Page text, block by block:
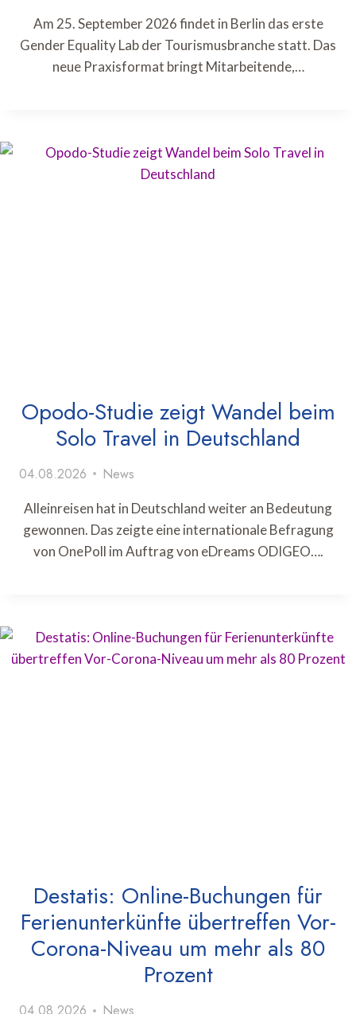
Am 25. September 2026 findet in Berlin das erste
Gender Equality Lab der Tourismusbranche statt. Das
neue Praxisformat bringt Mitarbeitende,…
Opodo-Studie zeigt Wandel beim
Solo Travel in Deutschland
04.08.2026 News
Alleinreisen hat in Deutschland weiter an Bedeutung
gewonnen. Das zeigte eine internationale Befragung
von OnePoll im Auftrag von eDreams ODIGEO….
Destatis: Online-Buchungen für
Ferienunterkünfte übertreffen Vor-
Corona-Niveau um mehr als 80
Prozent